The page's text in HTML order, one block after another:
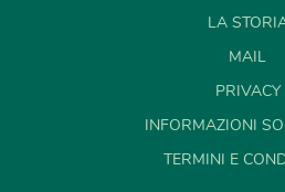
LA
MAIL
PRIVACY
INFORMAZIONI
TERMINI E